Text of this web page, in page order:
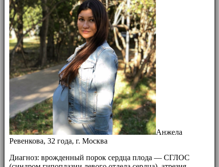
Анжела
Ревенкова, 32 года, г. Москва
Диагноз: врожденный порок сердца плода — СГЛОС